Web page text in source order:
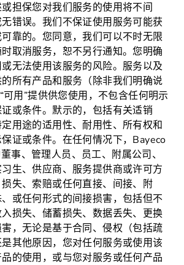
担保您对我们服务的使用将不间
错误。我们不保证使用服务可能获
靠的。您同意，我们可以不时无限
取消服务，恕不另行通知。您明确
无法使用该服务的风险。服务以及
所有产品和服务（除非我们明确说
可用”提供供您使用，不包含任何明示
或条件。默示的，包括有关适销
用途的适用性、耐用性、所有权和
证或条件。在任何情况下，Bayeco
事、管理人员、员工、附属公司、
生、供应商、服务提供商或许可方
失、索赔或任何直接、间接、附
或任何形式的间接损害，包括但不
损失、储蓄损失、数据丢失、更换
，无论是基于合同、侵权（包括疏
其他原因，您对任何服务或使用该
的使用，或与您对服务或任何产品